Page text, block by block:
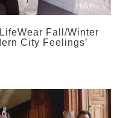
Fall/Winter
City Feelings’